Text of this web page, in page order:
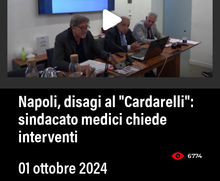
Napoli, disagi al "Cardarelli":
sindacato medici chiede
interventi
6774
01 ottobre 2024